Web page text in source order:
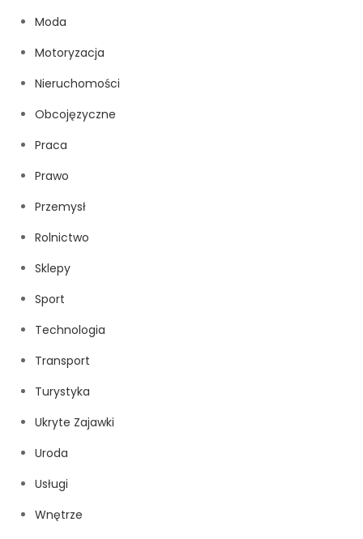
Moda
Motoryzacja
Nieruchomości
Obcojęzyczne
Praca
Prawo
Przemysł
Rolnictwo
Sklepy
Sport
Technologia
Transport
Turystyka
Ukryte Zajawki
Uroda
Usługi
Wnętrze